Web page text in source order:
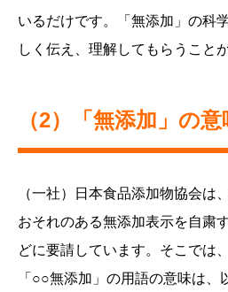
いるだけです。「無添加」の科
しく伝え、理解してもらうこと
（2）「無添加」の意
（一社）日本食品添加物協会は
おそれのある無添加表示を自粛
どに要請しています。そこでは
「○○無添加」の用語の意味は、